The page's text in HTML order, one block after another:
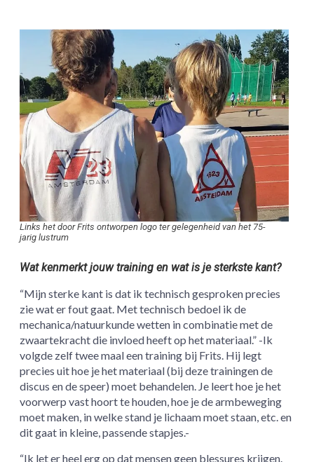
Links het door Frits ontworpen logo ter gelegenheid van het 75-
jarig lustrum
Wat kenmerkt jouw training en wat is je sterkste kant?
“Mijn sterke kant is dat ik technisch gesproken precies
zie wat er fout gaat. Met technisch bedoel ik de
mechanica/natuurkunde wetten in combinatie met de
zwaartekracht die invloed heeft op het materiaal.” -Ik
volgde zelf twee maal een training bij Frits. Hij legt
precies uit hoe je het materiaal (bij deze trainingen de
discus en de speer) moet behandelen. Je leert hoe je het
voorwerp vast hoort te houden, hoe je de armbeweging
moet maken, in welke stand je lichaam moet staan, etc. en
dit gaat in kleine, passende stapjes.-
“Ik let er heel erg op dat mensen geen blessures krijgen.